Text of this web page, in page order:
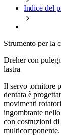
Indice del
Strumento per la
Dreher con
lastra
Il servo tornitore
dentata è
movimenti
ingombrante
con costruzioni di
multicomponente.